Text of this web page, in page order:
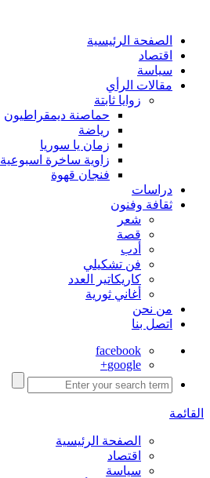
الصفحة الرئيسية
اقتصاد
سياسة
مقالات الرأي
زوايا ثابتة
حماصنة ديمقراطيون
رياضة
زمان يا سوريا
زاوية ساخرة اسبوعية
فنجان قهوة
دراسات
ثقافة وفنون
شعر
قصة
أدب
فن تشكيلي
كاريكاتير العدد
أغاني ثورية
من نحن
اتصل بنا
facebook
google+
القائمة
الصفحة الرئيسية
اقتصاد
سياسة